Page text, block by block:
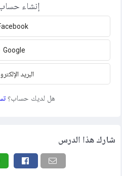
إنشاء
Google
البريد
هل لديك حساب؟
شارك هذا الدرس